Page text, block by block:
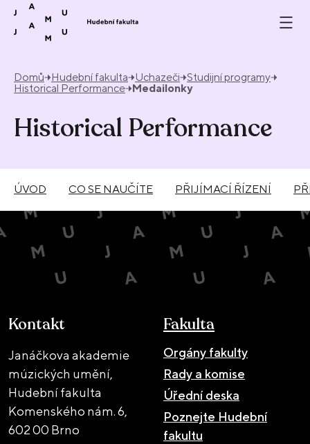
Přeskočit na obsah
Domů Hudební fakulta Uchazeči Studijní programy
Historical Performance Medailonky
Historical Performance
ÚVOD CO SE NAUČÍTE PŘIJÍMACÍ ŘÍZENÍ
Kontakt
Janáčkova akademie
múzických umění,
Hudební fakulta
Komenského nám. 6,
602 00 Brno
Fakulta
Orgány fakulty
Rady a komise
Úřední deska
Poznejte Hudební
fakultu